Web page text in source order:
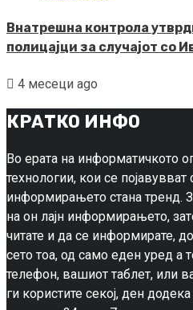
Внатрешна контрола
полицајци за случајот со
4 месеци ago
КРАТКО ИНФО
Во ерата на информатичкото
технологии, кои се појавувват
информирањето стана тренд.
на он лајн информирањето,
читате и да се информирате,
сето тоа, од само еден уред а
телефон, вашиот таблет, или
ги користите секој, ден